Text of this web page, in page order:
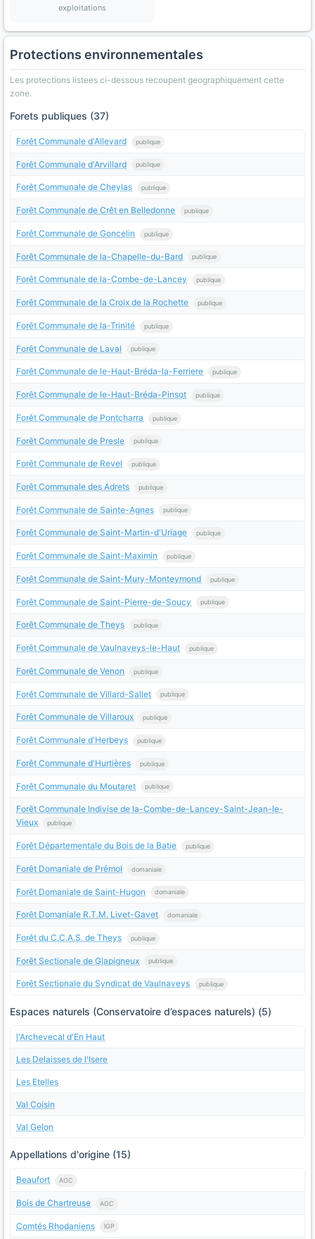
exploitations
Protections environnementales
Les protections listees ci-dessous recoupent geographiquement cette
zone.
Forets publiques (37)
Forêt Communale d'Allevard publique
Forêt Communale d'Arvillard publique
Forêt Communale de Cheylas publique
Forêt Communale de Crêt en Belledonne publique
Forêt Communale de Goncelin publique
Forêt Communale de la-Chapelle-du-Bard publique
Forêt Communale de la-Combe-de-Lancey publique
Forêt Communale de la Croix de la Rochette publique
Forêt Communale de la-Trinité publique
Forêt Communale de Laval publique
Forêt Communale de le-Haut-Bréda-la-Ferriere publique
Forêt Communale de le-Haut-Bréda-Pinsot publique
Forêt Communale de Pontcharra publique
Forêt Communale de Presle publique
Forêt Communale de Revel publique
Forêt Communale des Adrets publique
Forêt Communale de Sainte-Agnes publique
Forêt Communale de Saint-Martin-d'Uriage publique
Forêt Communale de Saint-Maximin publique
Forêt Communale de Saint-Mury-Monteymond publique
Forêt Communale de Saint-Pierre-de-Soucy publique
Forêt Communale de Theys publique
Forêt Communale de Vaulnaveys-le-Haut publique
Forêt Communale de Venon publique
Forêt Communale de Villard-Sallet publique
Forêt Communale de Villaroux publique
Forêt Communale d'Herbeys publique
Forêt Communale d'Hurtières publique
Forêt Communale du Moutaret publique
Forêt Communale Indivise de la-Combe-de-Lancey-Saint-Jean-le-
Vieux
publique
Forêt Départementale du Bois de la Batie publique
Forêt Domaniale de Prémol domaniale
Forêt Domaniale de Saint-Hugon domaniale
Forêt Domaniale R.T.M. Livet-Gavet domaniale
Forêt du C.C.A.S. de Theys publique
Forêt Sectionale de Glapigneux publique
Forêt Sectionale du Syndicat de Vaulnaveys publique
Espaces naturels (Conservatoire d’espaces naturels) (5)
l'Archevecal d'En Haut
Les Delaisses de l'Isere
Les Etelles
Val Coisin
Val Gelon
Appellations d'origine (15)
Beaufort AOC
Bois de Chartreuse AOC
Comtés Rhodaniens IGP